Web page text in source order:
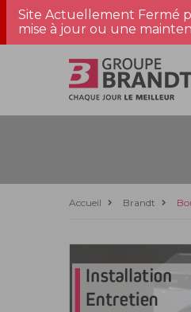
Site Actuellement Fermé
mise à jour ou une
Accueil Brandt